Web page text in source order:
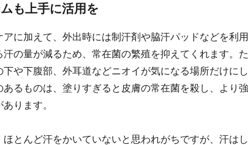
も上手に活用を
アに加えて、外出時には制汗剤や脇汗パッドなどを利
汗の量が減るため、常在菌の繁殖を抑えてくれます。
下や下腹部、外耳道などニオイが気になる場所だけに
あるものは、塗りすぎると皮膚の常在菌を殺し、より
ります。
ほとんど汗をかいていないと思われがちですが、汗は